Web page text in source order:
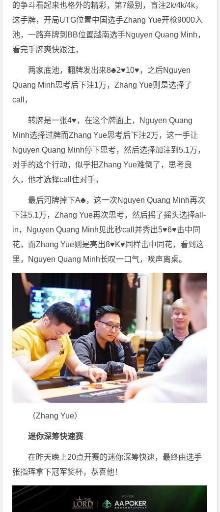
的争斗看起来也格外的精彩，第7级别，盲注2k/4k/4k，
这手牌，开局UTG位置中国选手Zhang Yue开枪9000入
池，一路弃牌到BB位置越南选手Nguyen Quang Minh，
看完手牌爽快跟注，
两家底池，翻牌发出来8♣️2♥️10♥️，之后Nguyen
Quang Minh思考后下注1万，Zhang Yue则是选择了
call，
转牌是一张4♥️，在这个牌面上，Nguyen Quang
Minh选择过牌而Zhang Yue思考后下注2万，这一手让
Nguyen Quang Minh停下思考，然后选择加注到5.1万，
对手的这个行动，似乎把Zhang Yue难倒了，思考良
久，他才选择call住对手，
最后河牌掉下A♣️，这一次Nguyen Quang Minh再次
下注5.1万，Zhang Yue再次思考，然后摇了摇头选择all-
in，Nguyen Quang Minh见此秒call并秀出5♥️6♥️击中同
花，而Zhang Yue则是亮出8♥️K♥️同样击中同花，看到这
里，Nguyen Quang Minh长叹一口气，唉声离桌。
（Zhang Yue）
迷你深筹快速赛
在昨天晚上20点开赛的迷你深筹快速，最终由选手
张指珲拿下冠军奖杯，恭喜他！